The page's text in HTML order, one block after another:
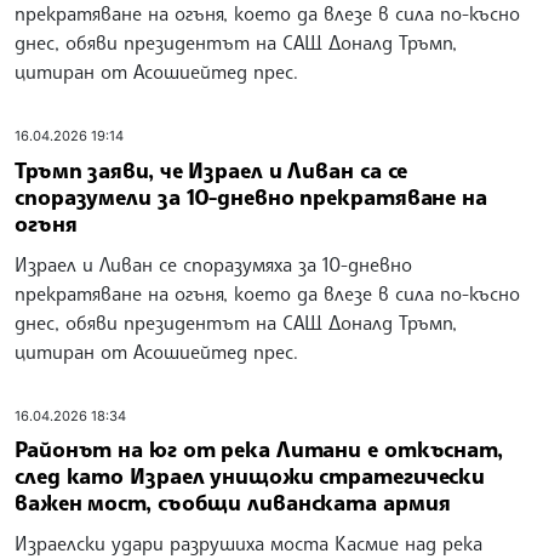
прекратяване на огъня, което да влезе в сила по-късно
днес, обяви президентът на САЩ Доналд Тръмп,
цитиран от Асошиейтед прес.
16.04.2026 19:14
Тръмп заяви, че Израел и Ливан са се
споразумели за 10-дневно прекратяване на
огъня
Израел и Ливан се споразумяха за 10-дневно
прекратяване на огъня, което да влезе в сила по-късно
днес, обяви президентът на САЩ Доналд Тръмп,
цитиран от Асошиейтед прес.
16.04.2026 18:34
Районът на юг от река Литани е откъснат,
след като Израел унищожи стратегически
важен мост, съобщи ливанската армия
Израелски удари разрушиха моста Касмие над река